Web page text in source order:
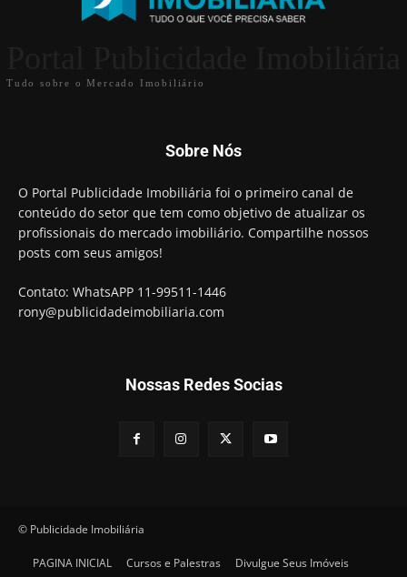
Tudo sobre o Mercado Imobiliário
Sobre Nós
O Portal Publicidade Imobiliária foi o primeiro canal de
conteúdo do setor que tem como objetivo de atualizar os
profissionais do mercado imobiliário. Compartilhe nossos
posts com seus amigos!
Contato: WhatsAPP 11-99511-1446
rony@publicidadeimobiliaria.com
Nossas Redes Socias
© Publicidade Imobiliária
PAGINA INICIAL Cursos e Palestras
Divulgue Seus Imóveis